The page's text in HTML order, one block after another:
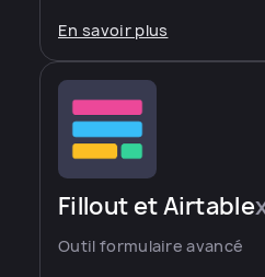
En savoir plus
Fillout et Airtable
Outil formulaire avancé